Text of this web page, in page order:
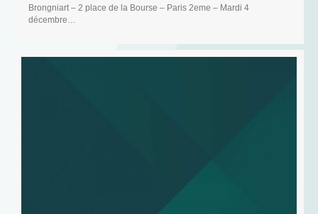
Brongniart – 2 place de la Bourse – Paris 2eme – Mardi 4
décembre…